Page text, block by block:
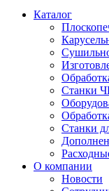
Каталог
Станки
Станки
О компании
Новости